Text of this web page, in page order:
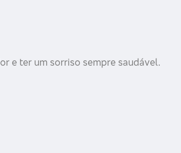
e ter um sorriso sempre saudável.